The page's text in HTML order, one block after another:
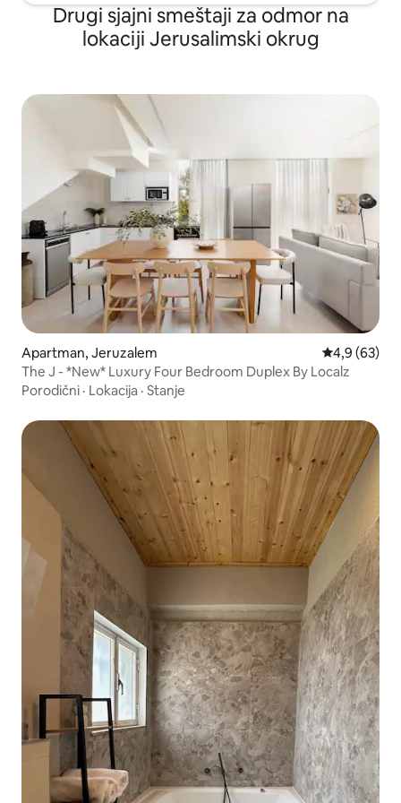
Drugi sjajni smeštaji za odmor na
lokaciji Jerusalimski okrug
Apartman, Jeruzalem Prosečna
4,9 (63)
The J - *New* Luxury Four Bedroom Duplex By Localz
Porodični · Lokacija · Stanje